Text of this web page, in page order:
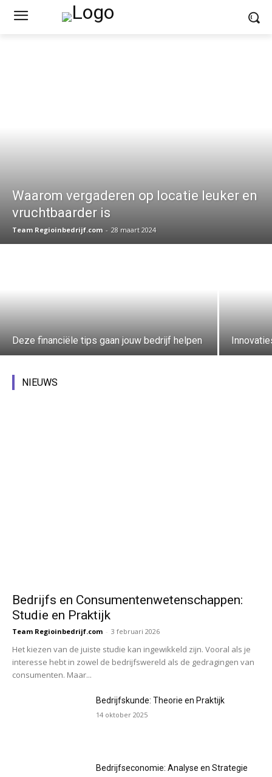
Waarom vergaderen op locatie leuker en
vruchtbaarder is
Team Regioinbedrijf.com - 28 maart 2024
Deze financiële tips gaan jouw bedrijf helpen
NIEUWS
Energie
Bedrijfs en Consumentenwetenschappen:
Studie en Praktijk
Team Regioinbedrijf.com - 3 februari 2026
Het kiezen van de juiste studie kan ingewikkeld zijn. Vooral als je
interesse hebt in zowel de bedrijfswereld als de gedragingen van
consumenten. Maar...
Bedrijfskunde: Theorie en Praktijk
14 oktober 2025
Bedrijfseconomie: Analyse en Strategie